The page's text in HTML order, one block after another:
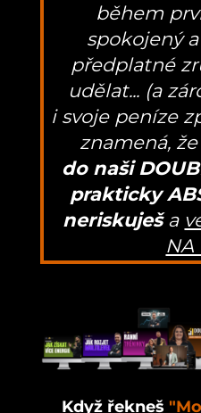
během
spokojený
předplatné
udělat... (a
i svoje peníze
znamená, že
do naši
prakticky
neriskuješa
NA
Když řekneš